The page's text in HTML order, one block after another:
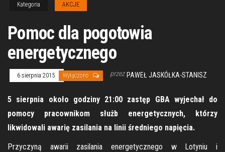
Kategoria AKCJE
Pomoc dla pogotowia
energetycznego
6 sierpnia 2015 Wyłączono przez PAWEŁ JASKÓŁKA-STANISZ
5 sierpnia około godziny 21:00 zastęp GBA wyjechał do
pomocy pracownikom służb energetycznych, którzy
likwidowali awarię zasilania na linii średniego napięcia.
Przyczyną awarii zasilania energetycznego w Lotyniu i